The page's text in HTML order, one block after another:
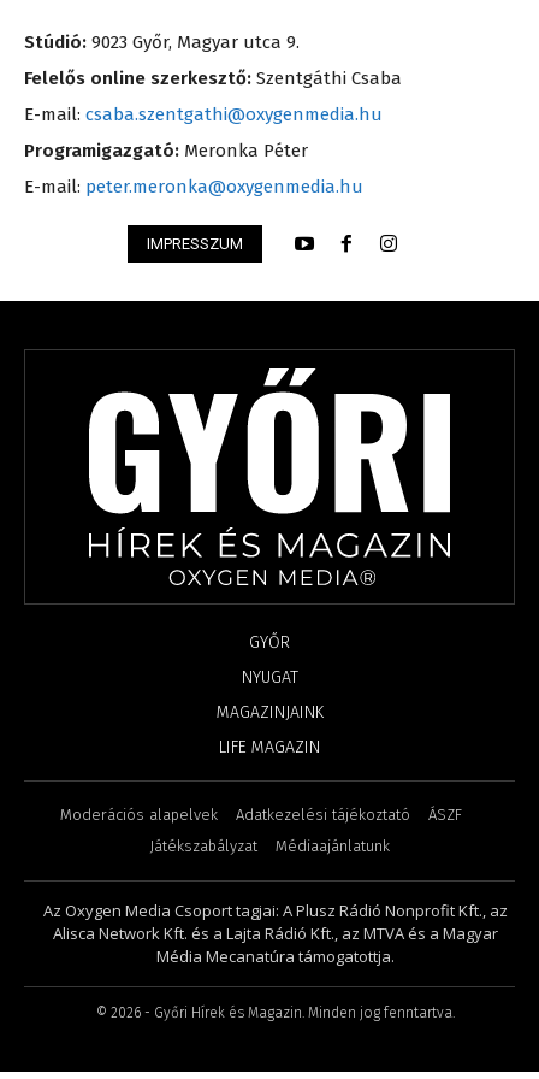
Stúdió: 9023 Győr, Magyar utca 9.
Felelős online szerkesztő: Szentgáthi Csaba
E-mail: csaba.szentgathi@oxygenmedia.hu
Programigazgató: Meronka Péter
E-mail: peter.meronka@oxygenmedia.hu
IMPRESSZUM
GYŐR
NYUGAT
MAGAZINJAINK
LIFE MAGAZIN
Moderációs alapelvek Adatkezelési tájékoztató
ÁSZF
Játékszabályzat
Médiaajánlatunk
Az Oxygen Media Csoport tagjai: A Plusz Rádió Nonprofit Kft., az
Alisca Network Kft. és a Lajta Rádió Kft., az MTVA és a Magyar
Média Mecanatúra támogatottja.
© 2026 - Győri Hírek és Magazin. Minden jog fenntartva.